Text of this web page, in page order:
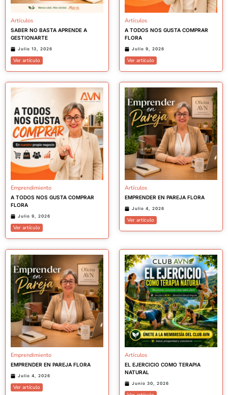
Artículos
SABER NO BASTA APRENDE A
GESTIONARTE
Julio 13, 2026
Ver artículo
Artículos
A TODOS NOS GUSTA COMPRAR
FLORA
Julio 9, 2026
Ver artículo
Emprendimiento
A TODOS NOS GUSTA COMPRAR
FLORA
Julio 9, 2026
Ver artículo
Artículos
EMPRENDER EN PAREJA FLORA
Julio 4, 2026
Ver artículo
Emprendimiento
EMPRENDER EN PAREJA FLORA
Julio 4, 2026
Ver artículo
Artículos
EL EJERCICIO COMO TERAPIA
NATURAL
Junio 30, 2026